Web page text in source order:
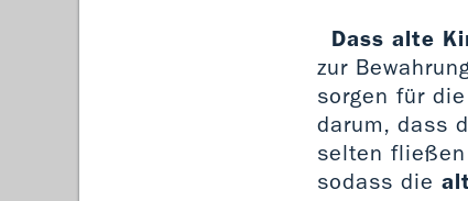
Dass alte
zur
sorgen für die
darum, dass
selten
sodass die